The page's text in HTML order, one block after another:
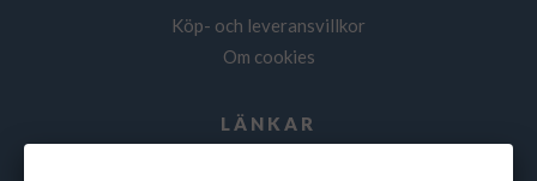
Köp- och leveransvillkor
Om cookies
LÄNKAR